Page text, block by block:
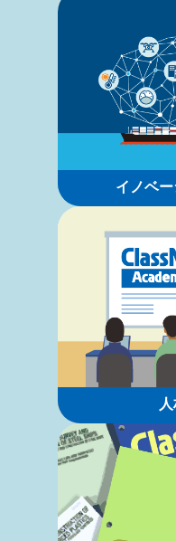
イノベ